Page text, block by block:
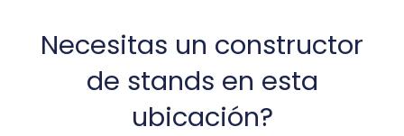
Necesitas un constructor
de stands en esta
ubicación?